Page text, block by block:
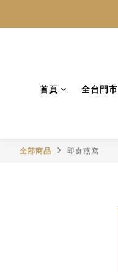
首頁 全台門市
全部商品 即食燕窩